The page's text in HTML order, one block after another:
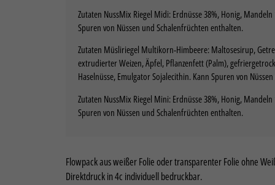
Zutaten NussMix Riegel Midi: Erdnüsse 38%, Honig,
Spuren von Nüssen und Schalenfrüchten enthalten.
Zutaten Müsliriegel Multikorn-Himbeere: Maltosesirup,
extrudierter Weizen, Äpfel, Pflanzenfett (Palm),
Haselnüsse, Emulgator Sojalecithin. Kann Spuren von
Zutaten NussMix Riegel Mini: Erdnüsse 38%, Honig,
Spuren von Nüssen und Schalenfrüchten enthalten.
Flowpack aus weißer Folie oder transparenter Folie ohne
Direktdruck in 4c individuell bedruckbar.
für
Hier
zu